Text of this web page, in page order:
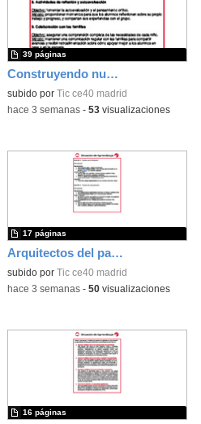
Construyendo nuestro parque de atracciones
subido por Tic ce40 madrid
39 páginas
-hace 3 semanas- 53visualizaciones
Arquitectos del pasado
subido por Tic ce40 madrid
17 páginas
-hace 3 semanas- 50visualizaciones
16 páginas